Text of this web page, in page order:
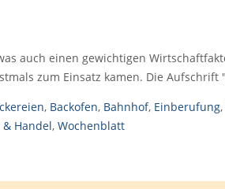
auch einen gewichtigen
zum Einsatz kamen. Die Aufschrift
, Backofen, Bahnhof, Einberufung,
Handel, Wochenblatt